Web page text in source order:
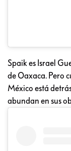
Spaik es Israel
de Oaxaca. Pero
México está
abundan en sus